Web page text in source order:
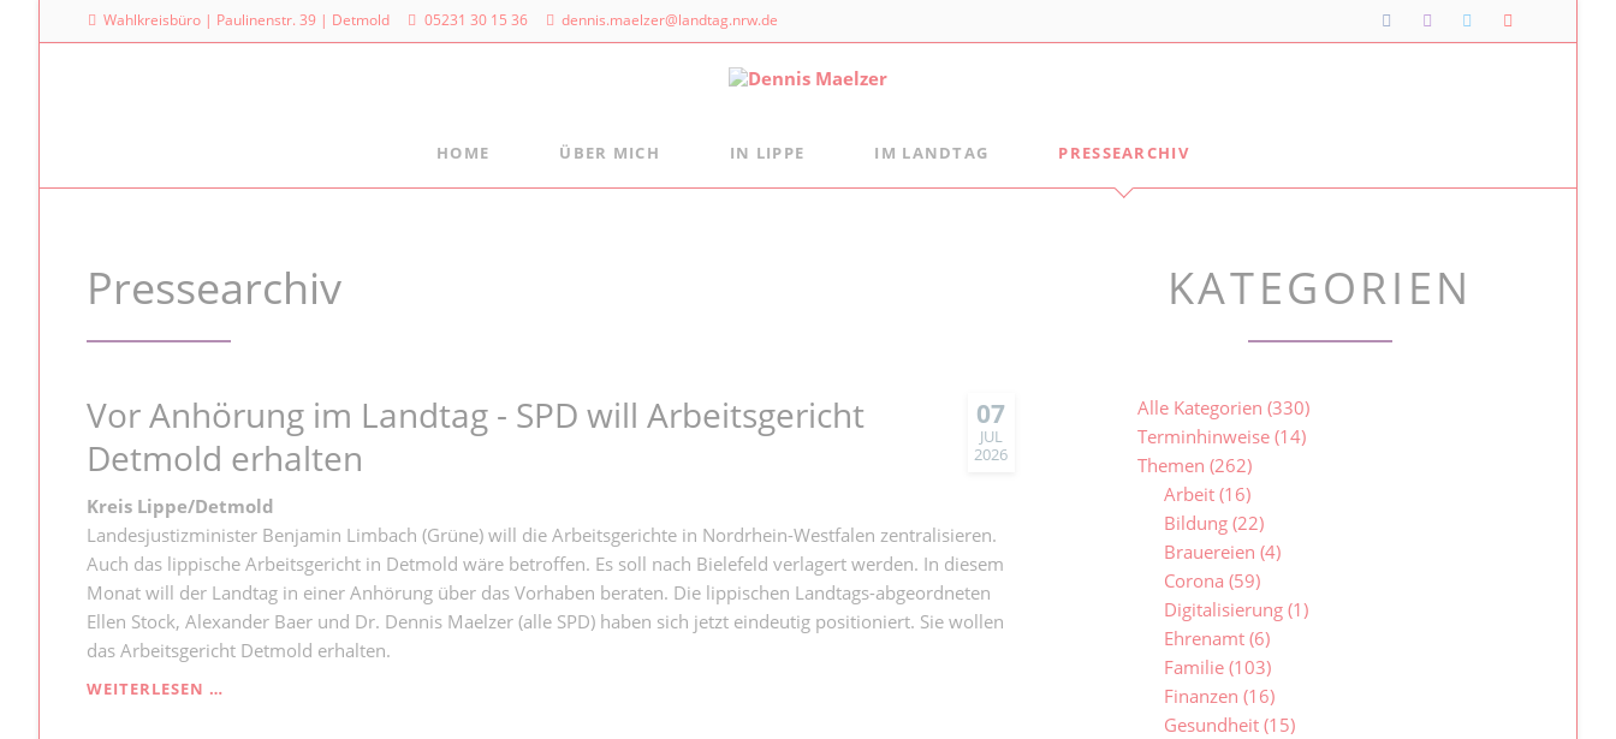
Wahlkreisbüro | Paulinenstr. 39 | Detmold 05231 30 15 36 dennis.maelzer@landtag.nrw.de
HOME ÜBER MICH IN LIPPE IM LANDTAG
Meine Anfragen
Ellen Stock
Alexander Baer
PRESSEARCHIV
Pressearchiv
07
JUL
2026
Vor Anhörung im Landtag - SPD will Arbeitsgericht
Detmold erhalten
Kreis Lippe/Detmold
Landesjustizminister Benjamin Limbach (Grüne) will die Arbeitsgerichte in Nordrhein-Westfalen zentralisieren.
Auch das lippische Arbeitsgericht in Detmold wäre betroffen. Es soll nach Bielefeld verlagert werden. In diesem
Monat will der Landtag in einer Anhörung über das Vorhaben beraten. Die lippischen Landtags-abgeordneten
Ellen Stock, Alexander Baer und Dr. Dennis Maelzer (alle SPD) haben sich jetzt eindeutig positioniert. Sie wollen
das Arbeitsgericht Detmold erhalten.
WEITERLESEN …
KATEGORIEN
Alle Kategorien (330)
Terminhinweise (14)
Themen (262)
Arbeit (16)
Bildung (22)
Brauereien (4)
Corona (59)
Digitalisierung (1)
Ehrenamt (6)
Familie (103)
Finanzen (16)
Gesundheit (15)